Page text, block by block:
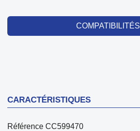
COMPATIBILITÉS
CARACTÉRISTIQUES
Référence CC599470